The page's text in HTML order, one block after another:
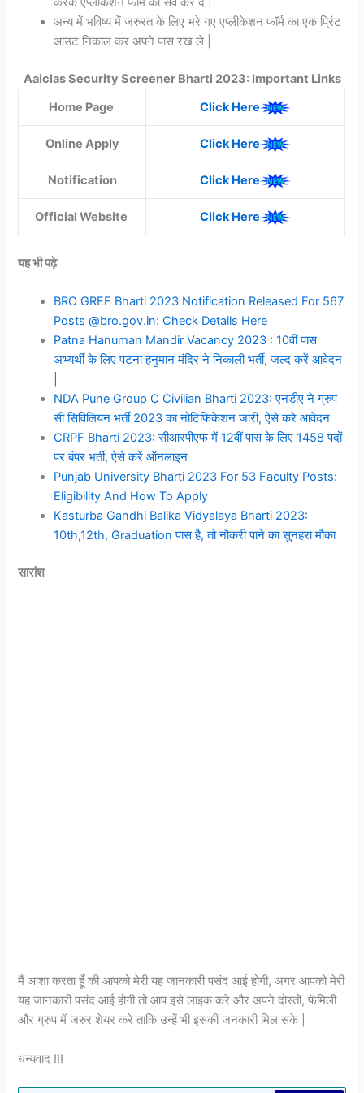
अन्य में भविष्य में जरुरत के लिए भरे गए एप्लीकेशन फॉर्म का एक प्रिंट
आउट निकाल कर अपने पास रख ले |
Aaiclas Security Screener Bharti 2023: Important Links
Home Page
Click Here
Online Apply Click Here
Notification Click Here
Official Website Click Here
यह भी पढ़े
BRO GREF Bharti 2023 Notification Released For 567
Posts @bro.gov.in: Check Details Here
Patna Hanuman Mandir Vacancy 2023 : 10वीं पास
अभ्यर्थी के लिए पटना हनुमान मंदिर ने निकाली भर्ती, जल्द करें आवेदन
NDA Pune Group C Civilian Bharti 2023: एनडीए ने ग्रुप
सी सिविलियन भर्ती 2023 का नोटिफिकेशन जारी, ऐसे करे आवेदन
CRPF Bharti 2023: सीआरपीएफ में 12वीं पास के लिए 1458 पदों
पर बंपर भर्ती, ऐसे करें ऑनलाइन
Punjab University Bharti 2023 For 53 Faculty Posts:
Eligibility And How To Apply
Kasturba Gandhi Balika Vidyalaya Bharti 2023:
10th,12th, Graduation पास है, तो नौकरी पाने का सुनहरा मौका
सारांश
मैं आशा करता हूँ की आपको मेरी यह जानकारी पसंद आई होगी, अगर आपको मेरी
यह जानकारी पसंद आई होगी तो आप इसे लाइक करे और अपने दोस्तों, फॅमिली
और ग्रुप में जरुर शेयर करे ताकि उन्हें भी इसकी जनकारी मिल सके |
धन्यवाद !!!